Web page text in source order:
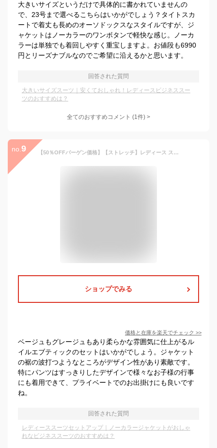
大きいサイズというだけで具体的に書かれていませんの
で、23号まで選べるこちらはいかがでしょう？タイトスカ
ートで着丈も長めのオーソドックスなスタイルですが、ジ
ャケットはノーカラーのワンボタンで軽快な感じ。ノーカ
ラーは単独でも着回しやすく重宝しますよ。お値段も6990
円とリーズナブルなのでご希望に沿えるかと思います。
回答された質問
大きいサイズスーツ｜安くておしゃれ！レディースビジネススー
ツのおすすめは？
全てのおすすめコメント (1件) >
no. 9 【50％OFFバーゲン価格】【ストレッチ】レディース スーツ セットアップ セレモニースーツ 2点セット ノーカラージャケット テーパードパンツスーツ ママスーツ 卒業式 入学式 七五三 フォーマル ミセス 50代 40代 30代 母親 通勤 上品 黒 即日発送 プレゼント ギフト
ショップでみる
価格と在庫を楽天でチェック >>
ベージュもグレージュもあり柔らかな雰囲気に仕上がるル
イルエブティックのセットはいかがでしょう。ジャケット
の裾の波打つようなところがデザイン性があり素敵です。
特にパンツはすっきりしたデザインで様々なお子様の行事
にも着用できて、プライベートでのお出掛けにも良いです
ね。
回答された質問
レディーススーツセットアップ｜ノーカラージャケットがおしゃ
れなビジネススーツのおすすめは？